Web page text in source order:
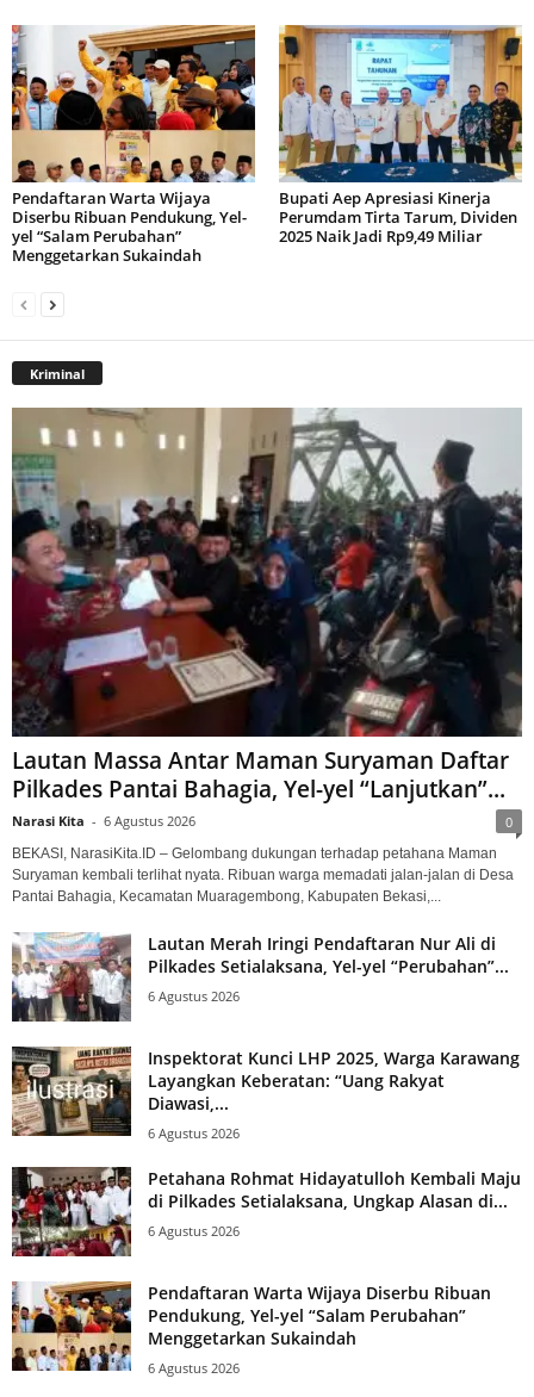
Pendaftaran Warta Wijaya
Diserbu Ribuan Pendukung, Yel-
yel “Salam Perubahan”
Menggetarkan Sukaindah
Bupati Aep Apresiasi Kinerja
Perumdam Tirta Tarum, Dividen
2025 Naik Jadi Rp9,49 Miliar
Kriminal
Lautan Massa Antar Maman Suryaman Daftar
Pilkades Pantai Bahagia, Yel-yel “Lanjutkan”...
Narasi Kita - 6 Agustus 2026 0
BEKASI, NarasiKita.ID – Gelombang dukungan terhadap petahana Maman
Suryaman kembali terlihat nyata. Ribuan warga memadati jalan-jalan di Desa
Pantai Bahagia, Kecamatan Muaragembong, Kabupaten Bekasi,...
Lautan Merah Iringi Pendaftaran Nur Ali di
Pilkades Setialaksana, Yel-yel “Perubahan”...
6 Agustus 2026
Inspektorat Kunci LHP 2025, Warga Karawang
Layangkan Keberatan: “Uang Rakyat
Diawasi,...
6 Agustus 2026
Petahana Rohmat Hidayatulloh Kembali Maju
di Pilkades Setialaksana, Ungkap Alasan di...
6 Agustus 2026
Pendaftaran Warta Wijaya Diserbu Ribuan
Pendukung, Yel-yel “Salam Perubahan”
Menggetarkan Sukaindah
6 Agustus 2026